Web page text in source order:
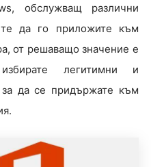
обслужващ различни
да го приложите към
от решаващо значение е
легитимни и
да се придържате към